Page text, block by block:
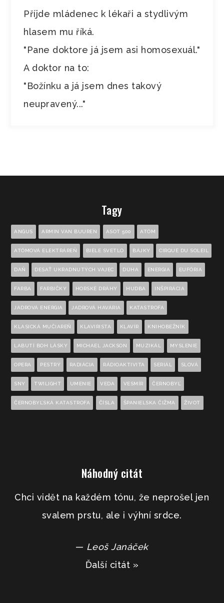
Příjde mládenec k lékaři a stydlivým
hlasem mu říká.
"Pane doktore já jsem asi homosexuál."
A doktor na to:
"Božínku a já jsem dnes takový
neupravený..."
Tagy
ANGUS ARMIN VAN BUUREN ASOT 500 ATÓM
ATÓMOVÁ ELEKTRÁREŇ BIELE SVETLO BÁJKY CIRQUE DU SOLEIL
DAŇ DESAŤ UKRADNUTÝCH VAJEC DÚHA ENERGIA EUFÓRIA
FARBA FARBIČKY HORSKÉ DRÁHY HUDBA INŠPIRÁCIA
JADROVÁ ENERGIA JADROVÁ HAVÁRIA KATASTROFA
KLASICKÁ MUČIAREŇ KLAVIRISTA KLAVÍR KNIHOBEŽNÍK
LABUTÍ BOH LÁSKY MICHAEL JACKSON MUZIKÁL MYSLENIE
OPERA PESTRÝ RADIÁCIA RÁDIOAKTIVITA SERIÁL SLOVÁ
SNY TWILIGHT UMENIE VEDA VESMÍR ČERNOBYĽ
ČERNOBYĽSKÁ KATASTROFA ČÍSLA ŠPANIELSKA ČIŽMA ŽIVOT
Náhodný citát
Chci vidět na každém tónu, že neprošel jen
svalem prstu, ale i výhní srdce.
— Leoš Janáček
Ďalší citát »